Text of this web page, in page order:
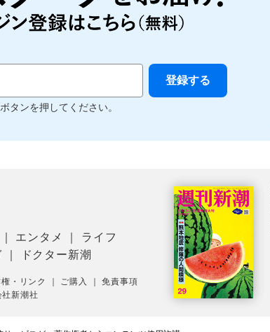
タンを押してください。
エンタメ
ライフ
ドクター新潮
・リンク ｜ ご購入 ｜免責事項
新潮社